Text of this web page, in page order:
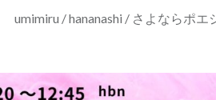
umimiru / hananashi / さよならポエ